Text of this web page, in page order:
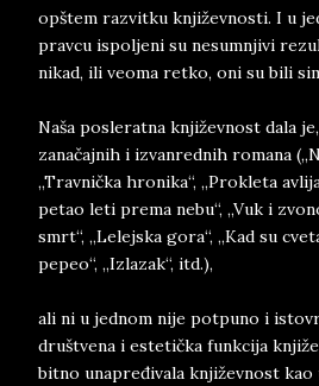
opštem razvitku književnosti. I u
pravcu ispoljeni su nesumnjivi
nikad, ili veoma retko, oni su bili
Naša posleratna književnost dala
zanačajnih i izvanrednih romana
„Travnička hronika“, „Prokleta
petao leti prema nebu“, „Vuk i
smrt“, „Lelejska gora“, „Kad su
pepeo“, „Izlazak“, itd.),
ali ni u jednom nije potpuno i
društvena i estetička funkcija
bitno unapređivala književnost